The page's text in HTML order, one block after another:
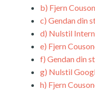
b) Fjern
c) Gendan din
d) Nulstil
e) Fjern
f) Gendan din
g) Nulstil
h) Fjern